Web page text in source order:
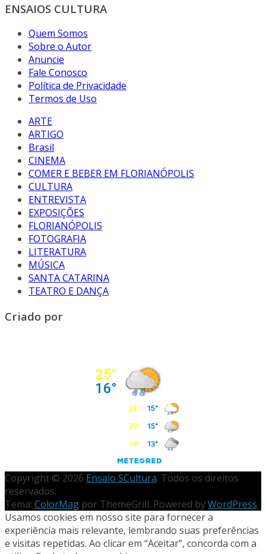
ENSAIOS CULTURA
Quem Somos
Sobre o Autor
Anuncie
Fale Conosco
Política de Privacidade
Termos de Uso
ARTE
ARTIGO
Brasil
CINEMA
COMER E BEBER EM FLORIANÓPOLIS
CULTURA
ENTREVISTA
EXPOSIÇÕES
FLORIANÓPOLIS
FOTOGRAFIA
LITERATURA
MÚSICA
SANTA CATARINA
TEATRO E DANÇA
Criado por
Copyright © 2026 Ensaio SCultura. Todos os direitos
reservados.
Tema: ColorMag por ThemeGrill. Powered byWordPress.
Usamos cookies em nosso site para fornecer a
experiência mais relevante, lembrando suas preferências
e visitas repetidas. Ao clicar em “Aceitar”, concorda com a